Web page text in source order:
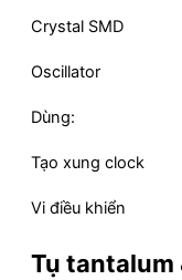
Crystal SMD
Oscillator
Dùng:
Tạo xung clock
Vi điều khiển
Tụ tantalum